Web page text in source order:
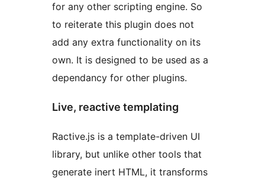
for any other scripting engine. So
to reiterate this plugin does not
add any extra functionality on its
own. It is designed to be used as a
dependancy for other plugins.
Live, reactive templating
Ractive.js is a template-driven UI
library, but unlike other tools that
generate inert HTML, it transforms